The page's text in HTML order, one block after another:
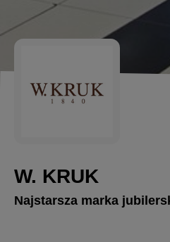
W. KRUK
Najstarsza marka